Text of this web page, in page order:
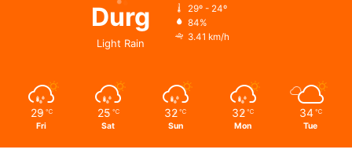
Durg
Light Rain
29º - 24º
84%
3.41 km/h
29 ℃
Fri
25 ℃
Sat
32 ℃
Sun
32 ℃
Mon
34 ℃
Tue